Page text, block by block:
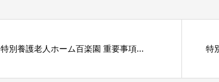
特別養護老人ホーム百楽園 重要事項... 特